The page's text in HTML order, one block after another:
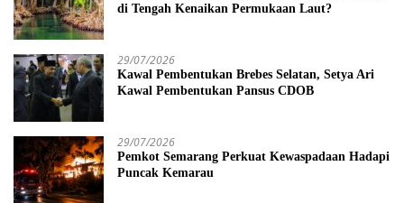
di Tengah Kenaikan Permukaan Laut?
29/07/2026
Kawal Pembentukan Brebes Selatan, Setya Ari
Kawal Pembentukan Pansus CDOB
29/07/2026
Pemkot Semarang Perkuat Kewaspadaan Hadapi
Puncak Kemarau